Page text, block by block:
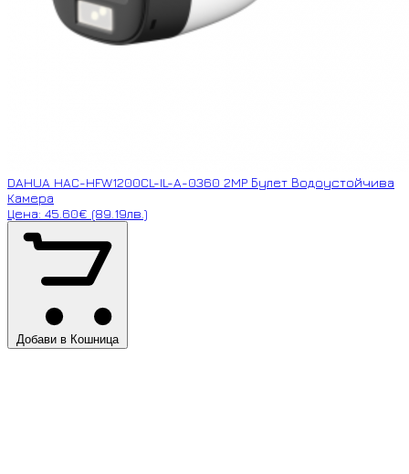
DAHUA HAC-HFW1200CL-IL-A-0360 2MP Булет Водоустойчива
Камера
Цена: 45.60€ (89.19лв.)
Добави в Кошница